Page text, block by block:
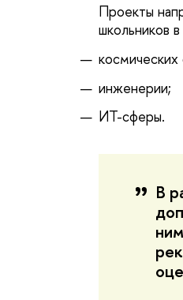
Проекты
школьников
космических
инженерии;
ИТ-сферы.
В